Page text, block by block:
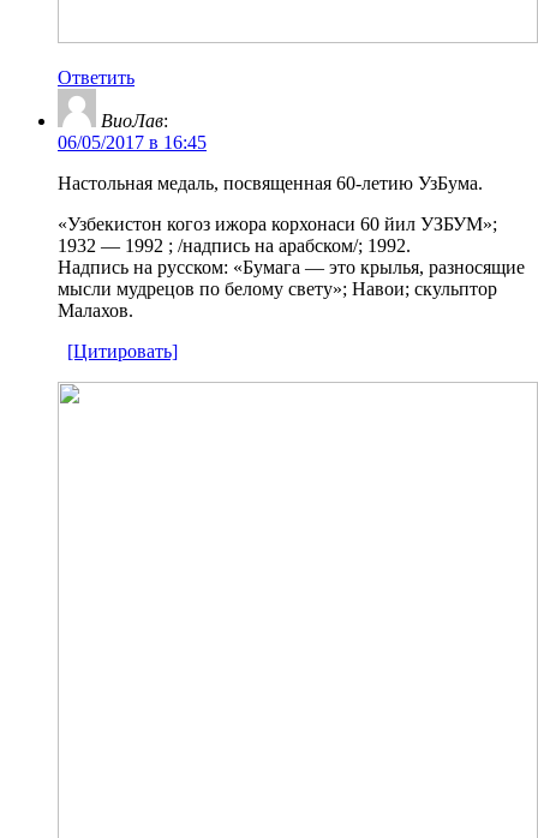
Ответить
ВиоЛав:
06/05/2017 в 16:45
Настольная медаль, посвященная 60-летию УзБума.
«Узбекистон когоз ижора корхонаси 60 йил УЗБУМ»;
1932 — 1992 ; /надпись на арабском/; 1992.
Надпись на русском: «Бумага — это крылья, разносящие
мысли мудрецов по белому свету»; Навои; скульптор
Малахов.
[Цитировать]